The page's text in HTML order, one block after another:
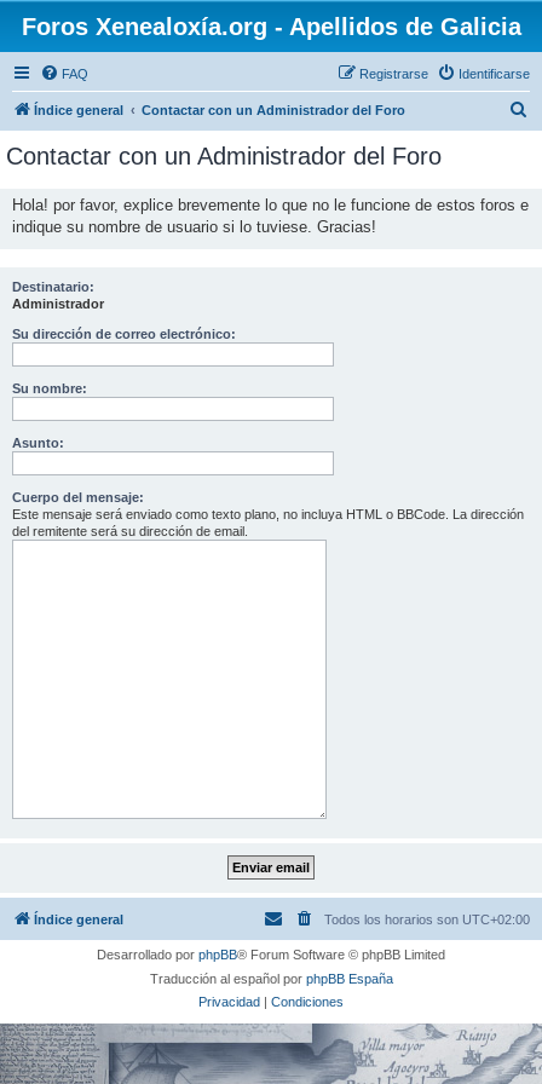
Foros Xenealoxía.org - Apellidos de Galicia
FAQ Identificarse
Registrarse
Índice general Contactar con un Administrador del Foro
Contactar con un Administrador del Foro
Hola! por favor, explice brevemente lo que no le funcione de estos foros e
indique su nombre de usuario si lo tuviese. Gracias!
Destinatario:
Administrador
Su dirección de correo electrónico:
Su nombre:
Asunto:
Cuerpo del mensaje:
Este mensaje será enviado como texto plano, no incluya HTML o BBCode. La dirección
del remitente será su dirección de email.
Índice general Todos los horarios son UTC+02:00
Desarrollado por phpBB® Forum Software © phpBB Limited
Traducción al español por phpBB España
Privacidad | Condiciones